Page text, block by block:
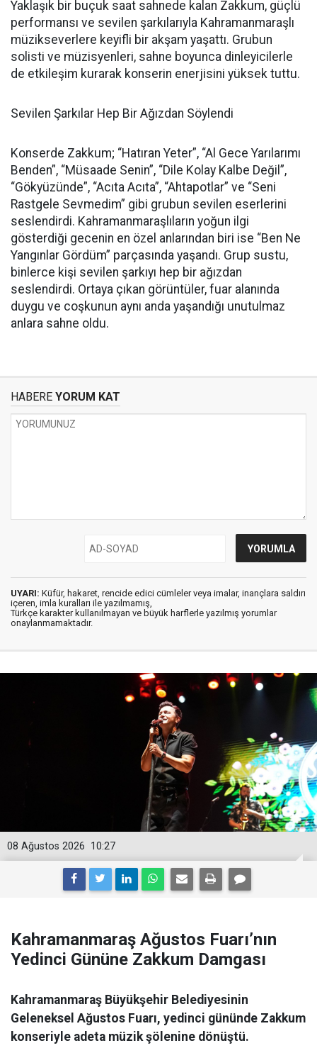
Yaklaşık bir buçuk saat sahnede kalan Zakkum, güçlü
performansı ve sevilen şarkılarıyla Kahramanmaraşlı
müzikseverlere keyifli bir akşam yaşattı. Grubun
solisti ve müzisyenleri, sahne boyunca dinleyicilerle
de etkileşim kurarak konserin enerjisini yüksek tuttu.
Sevilen Şarkılar Hep Bir Ağızdan Söylendi
Konserde Zakkum; “Hatıran Yeter”, “Al Gece Yarılarımı
Benden”, “Müsaade Senin”, “Dile Kolay Kalbe Değil”,
“Gökyüzünde”, “Acıta Acıta”, “Ahtapotlar” ve “Seni
Rastgele Sevmedim” gibi grubun sevilen eserlerini
seslendirdi. Kahramanmaraşlıların yoğun ilgi
gösterdiği gecenin en özel anlarından biri ise “Ben Ne
Yangınlar Gördüm” parçasında yaşandı. Grup sustu,
binlerce kişi sevilen şarkıyı hep bir ağızdan
seslendirdi. Ortaya çıkan görüntüler, fuar alanında
duygu ve coşkunun aynı anda yaşandığı unutulmaz
anlara sahne oldu.
HABERE YORUM KAT
UYARI: Küfür, hakaret, rencide edici cümleler veya imalar, inançlara saldırı
içeren, imla kuralları ile yazılmamış,
Türkçe karakter kullanılmayan ve büyük harflerle yazılmış yorumlar
onaylanmamaktadır.
10:27
08 Ağustos 2026
Kahramanmaraş Ağustos Fuarı’nın
Yedinci Gününe Zakkum Damgası
Kahramanmaraş Büyükşehir Belediyesinin
Geleneksel Ağustos Fuarı, yedinci gününde Zakkum
konseriyle adeta müzik şölenine dönüştü.